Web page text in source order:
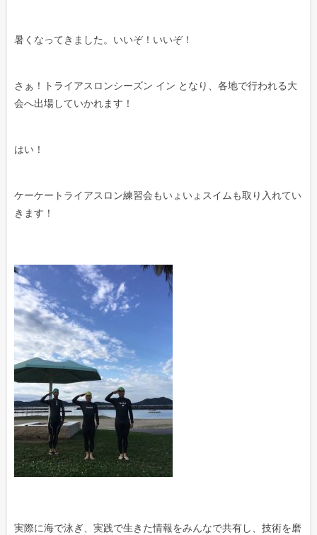
暑くなってきました。いいぞ！いいぞ！
さぁ！トライアスロンシーズン イン となり、各地で行われる大
会へ出場していかれます！
はい！
ケーケートライアスロン練習会もいょいょスイムも取り入れてい
きます！
実際に海で泳ぎ、実践で生きた情報をみんなで共有し、技術を磨